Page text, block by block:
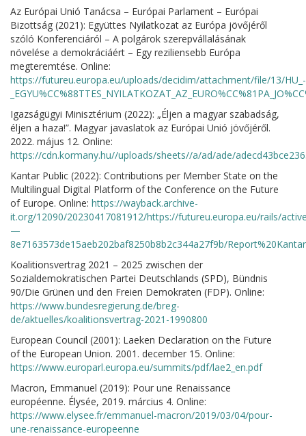
Az Európai Unió Tanácsa – Európai Parlament – Európai
Bizottság (2021): Együttes Nyilatkozat az Európa jövőjéről
szóló Konferenciáról – A polgárok szerepvállalásának
növelése a demokráciáért – Egy reziliensebb Európa
megteremtése. Online:
https://futureu.europa.eu/uploads/decidim/attachment/file/13/HU_-
Igazságügyi Minisztérium (2022): „Éljen a magyar szabadság,
éljen a haza!”. Magyar javaslatok az Európai Unió jövőjéről.
2022. május 12. Online:
https://cdn.kormany.hu//uploads/sheets//a/ad/ade/
Kantar Public (2022): Contributions per Member State on the
Multilingual Digital Platform of the Conference on the Future
of Europe. Online: https://wayback.archive-
it.org/12090/20230417081912/https://futureu.europa.eu/rails/
—
8e7163573de15aeb202baf8250b8b2c344a27f9b/
Koalitionsvertrag 2021 – 2025 zwischen der
Sozialdemokratischen Partei Deutschlands (SPD), Bündnis
90/Die Grünen und den Freien Demokraten (FDP). Online:
https://www.bundesregierung.de/breg-
de/aktuelles/koalitionsvertrag-2021-1990800
European Council (2001): Laeken Declaration on the Future
of the European Union. 2001. december 15. Online:
https://www.europarl.europa.eu/summits/pdf/lae2_en.pdf
Macron, Emmanuel (2019): Pour une Renaissance
européenne. Élysée, 2019. március 4. Online:
https://www.elysee.fr/emmanuel-macron/2019/03/04/pour-
une-renaissance-europeenne